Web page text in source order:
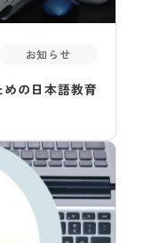
お知らせ
の日本語教育